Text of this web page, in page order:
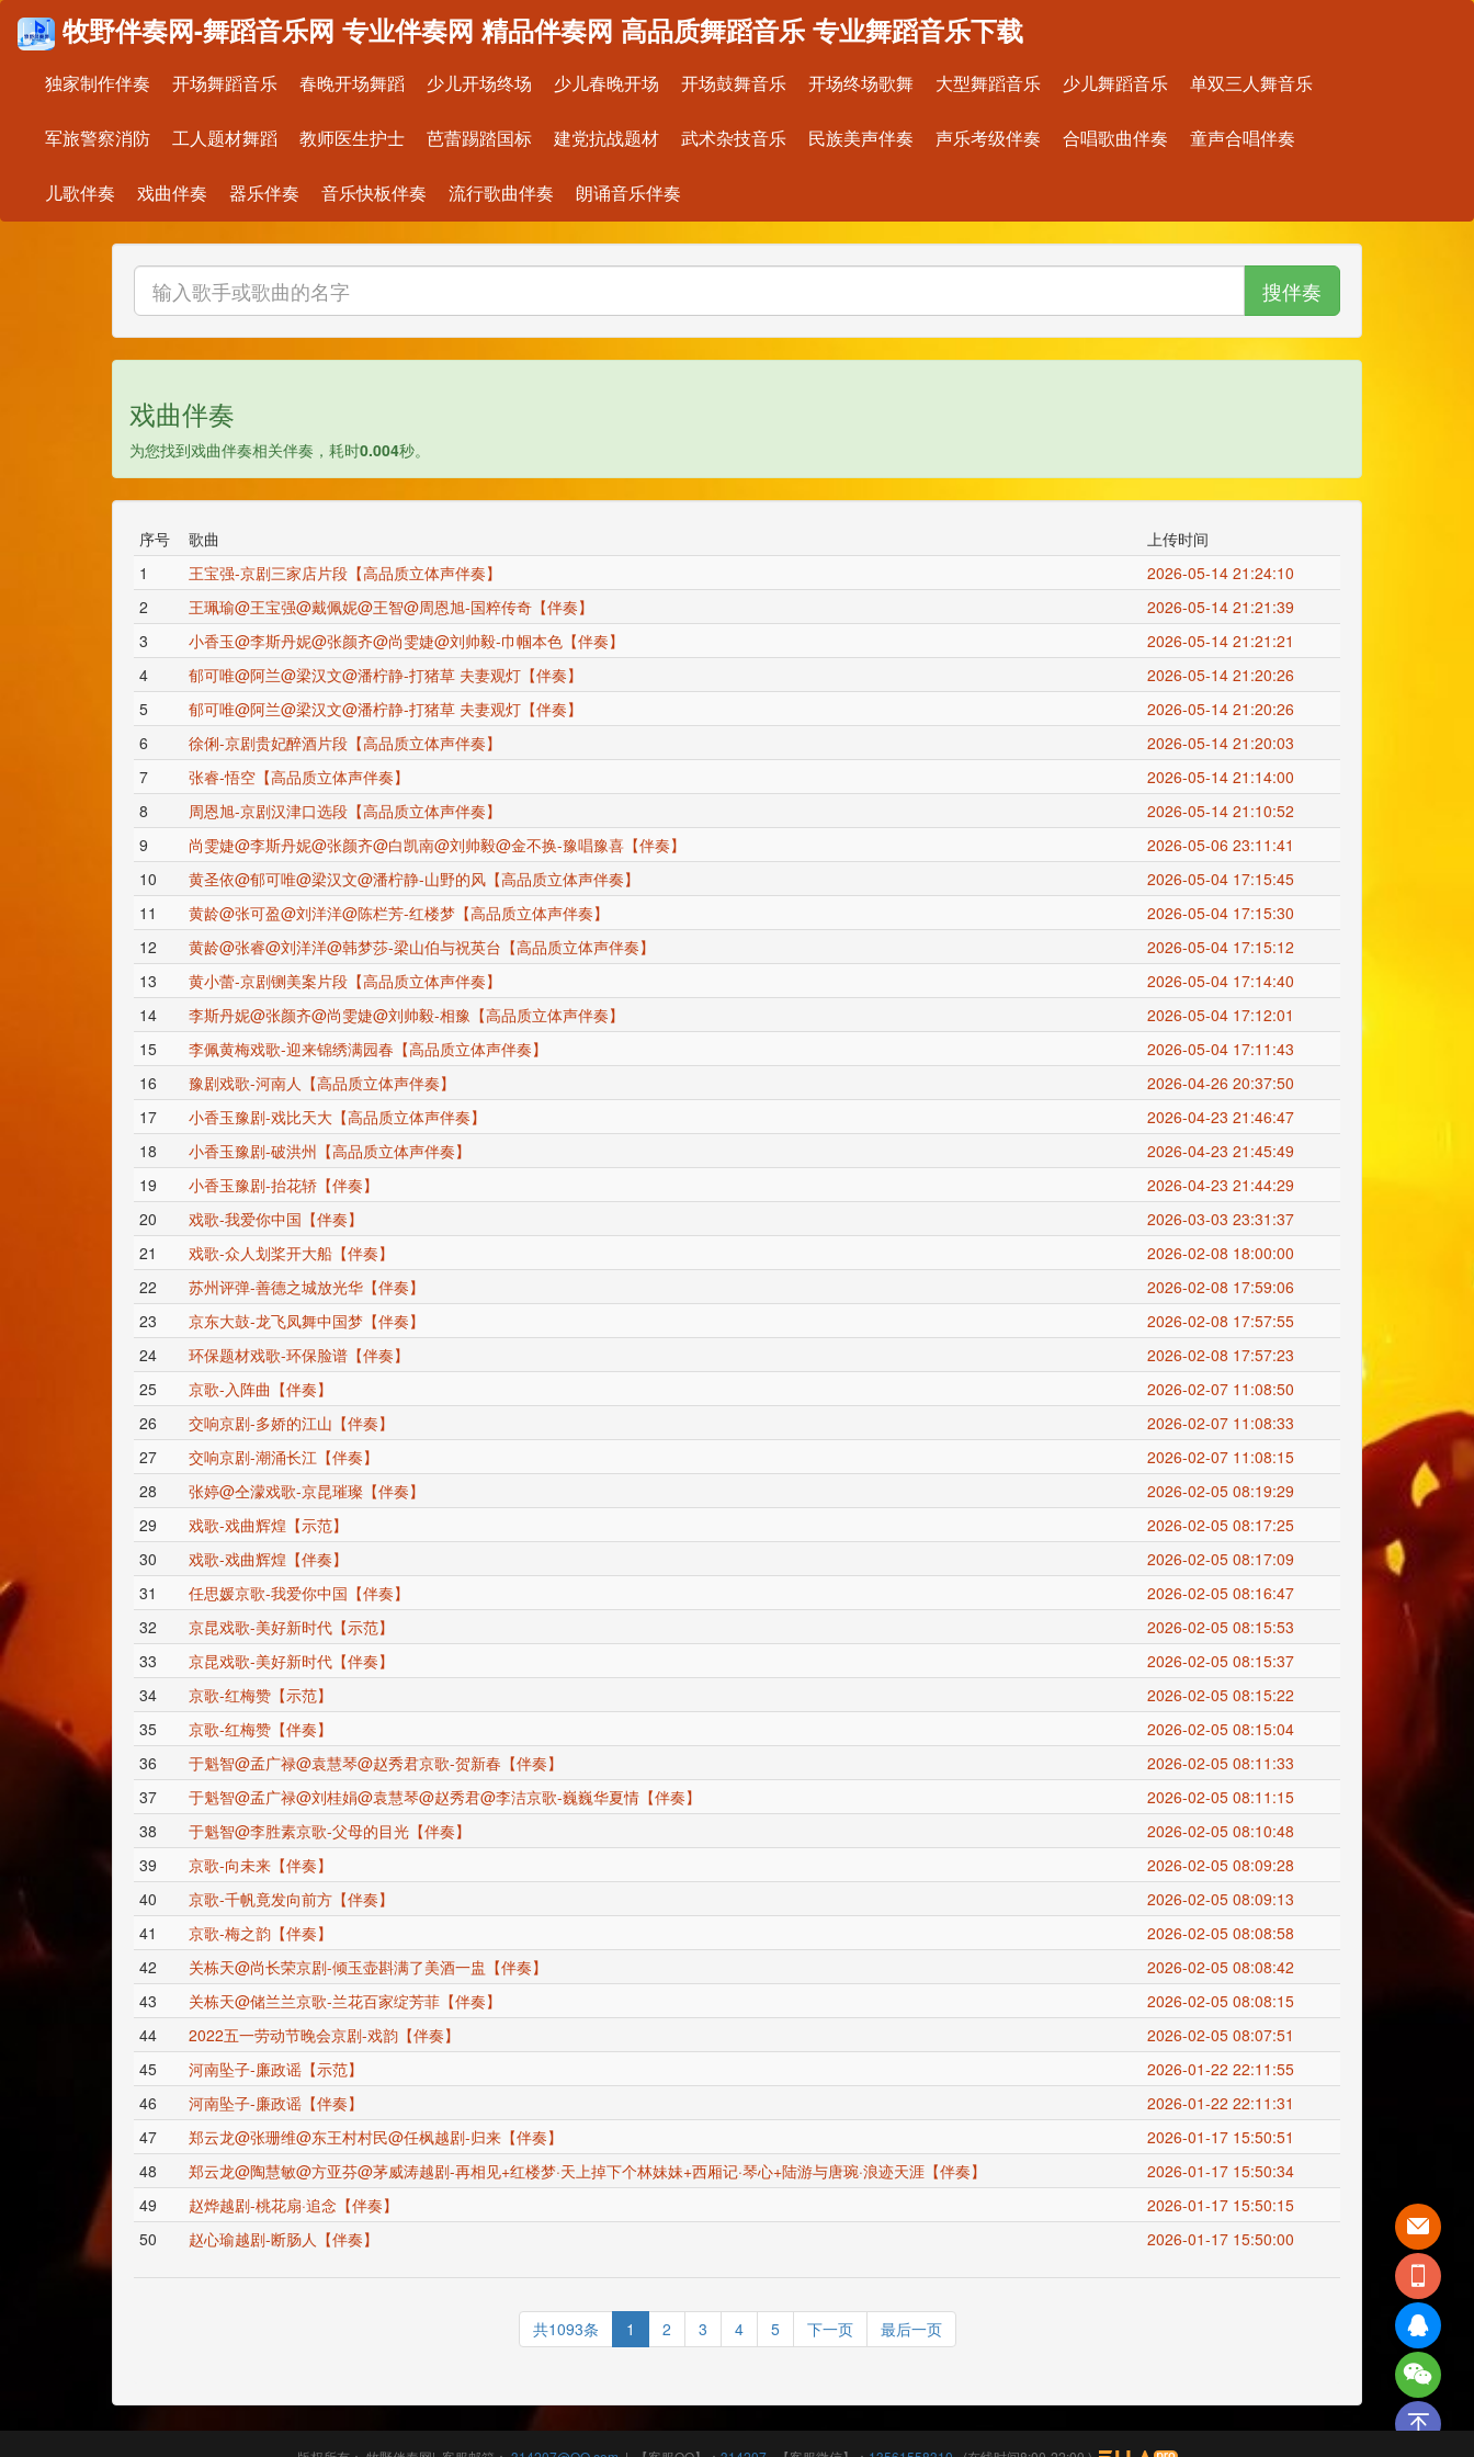
牧野伴奏网-舞蹈音乐网 专业伴奏网 精品伴奏网 高品质舞蹈音乐 专业舞蹈音乐下载
独家制作伴奏 开场舞蹈音乐 春晚开场舞蹈 少儿开场终场 少儿春晚开场 开场鼓舞音乐 开场终场歌舞 大型舞蹈音乐 少儿舞蹈音乐 单双三人舞音乐
军旅警察消防 工人题材舞蹈 教师医生护士 芭蕾踢踏国标 建党抗战题材 武术杂技音乐 民族美声伴奏 声乐考级伴奏 合唱歌曲伴奏 童声合唱伴奏
儿歌伴奏 戏曲伴奏 器乐伴奏 音乐快板伴奏 流行歌曲伴奏 朗诵音乐伴奏
搜伴奏
戏曲伴奏
为您找到戏曲伴奏相关伴奏，耗时0.004秒。
序号 歌曲
上传时间
1
王宝强-京剧三家店片段【高品质立体声伴奏】
2026-05-14 21:24:10
2
王珮瑜@王宝强@戴佩妮@王智@周恩旭-国粹传奇【伴奏】
2026-05-14 21:21:39
3
小香玉@李斯丹妮@张颜齐@尚雯婕@刘帅毅-巾帼本色【伴奏】
2026-05-14 21:21:21
4
郁可唯@阿兰@梁汉文@潘柠静-打猪草 夫妻观灯【伴奏】
2026-05-14 21:20:26
5
郁可唯@阿兰@梁汉文@潘柠静-打猪草 夫妻观灯【伴奏】
2026-05-14 21:20:26
6
徐俐-京剧贵妃醉酒片段【高品质立体声伴奏】
2026-05-14 21:20:03
7
张睿-悟空【高品质立体声伴奏】
2026-05-14 21:14:00
8
周恩旭-京剧汉津口选段【高品质立体声伴奏】
2026-05-14 21:10:52
9
尚雯婕@李斯丹妮@张颜齐@白凯南@刘帅毅@金不换-豫唱豫喜【伴奏】
2026-05-06 23:11:41
10
黄圣依@郁可唯@梁汉文@潘柠静-山野的风【高品质立体声伴奏】
2026-05-04 17:15:45
11
黄龄@张可盈@刘洋洋@陈栏芳-红楼梦【高品质立体声伴奏】
2026-05-04 17:15:30
12
黄龄@张睿@刘洋洋@韩梦莎-梁山伯与祝英台【高品质立体声伴奏】
2026-05-04 17:15:12
13
黄小蕾-京剧铡美案片段【高品质立体声伴奏】
2026-05-04 17:14:40
14
李斯丹妮@张颜齐@尚雯婕@刘帅毅-相豫【高品质立体声伴奏】
2026-05-04 17:12:01
15
李佩黄梅戏歌-迎来锦绣满园春【高品质立体声伴奏】
2026-05-04 17:11:43
16
豫剧戏歌-河南人【高品质立体声伴奏】
2026-04-26 20:37:50
17
小香玉豫剧-戏比天大【高品质立体声伴奏】
2026-04-23 21:46:47
18
小香玉豫剧-破洪州【高品质立体声伴奏】
2026-04-23 21:45:49
19
小香玉豫剧-抬花轿【伴奏】
2026-04-23 21:44:29
20
戏歌-我爱你中国【伴奏】
2026-03-03 23:31:37
21
戏歌-众人划桨开大船【伴奏】
2026-02-08 18:00:00
22
苏州评弹-善德之城放光华【伴奏】
2026-02-08 17:59:06
23
京东大鼓-龙飞凤舞中国梦【伴奏】
2026-02-08 17:57:55
24
环保题材戏歌-环保脸谱【伴奏】
2026-02-08 17:57:23
25
京歌-入阵曲【伴奏】
2026-02-07 11:08:50
26
交响京剧-多娇的江山【伴奏】
2026-02-07 11:08:33
27
交响京剧-潮涌长江【伴奏】
2026-02-07 11:08:15
28
张婷@仝濛戏歌-京昆璀璨【伴奏】
2026-02-05 08:19:29
29
戏歌-戏曲辉煌【示范】
2026-02-05 08:17:25
30
戏歌-戏曲辉煌【伴奏】
2026-02-05 08:17:09
31
任思媛京歌-我爱你中国【伴奏】
2026-02-05 08:16:47
32
京昆戏歌-美好新时代【示范】
2026-02-05 08:15:53
33
京昆戏歌-美好新时代【伴奏】
2026-02-05 08:15:37
34
京歌-红梅赞【示范】
2026-02-05 08:15:22
35
京歌-红梅赞【伴奏】
2026-02-05 08:15:04
36
于魁智@孟广禄@袁慧琴@赵秀君京歌-贺新春【伴奏】
2026-02-05 08:11:33
37
于魁智@孟广禄@刘桂娟@袁慧琴@赵秀君@李洁京歌-巍巍华夏情【伴奏】
2026-02-05 08:11:15
38
于魁智@李胜素京歌-父母的目光【伴奏】
2026-02-05 08:10:48
39
京歌-向未来【伴奏】
2026-02-05 08:09:28
40
京歌-千帆竟发向前方【伴奏】
2026-02-05 08:09:13
41
京歌-梅之韵【伴奏】
2026-02-05 08:08:58
42
关栋天@尚长荣京剧-倾玉壶斟满了美酒一盅【伴奏】
2026-02-05 08:08:42
43
关栋天@储兰兰京歌-兰花百家绽芳菲【伴奏】
2026-02-05 08:08:15
44
2022五一劳动节晚会京剧-戏韵【伴奏】
2026-02-05 08:07:51
45
河南坠子-廉政谣【示范】
2026-01-22 22:11:55
46
河南坠子-廉政谣【伴奏】
2026-01-22 22:11:31
47
郑云龙@张珊维@东王村村民@任枫越剧-归来【伴奏】
2026-01-17 15:50:51
48
郑云龙@陶慧敏@方亚芬@茅威涛越剧-再相见+红楼梦·天上掉下个林妹妹+西厢记·琴心+陆游与唐琬·浪迹天涯【伴奏】
2026-01-17 15:50:34
49
赵烨越剧-桃花扇·追念【伴奏】
2026-01-17 15:50:15
50
赵心瑜越剧-断肠人【伴奏】 2026-01-17 15:50:00
共1093条 1 2 3 4 5 下一页 最后一页